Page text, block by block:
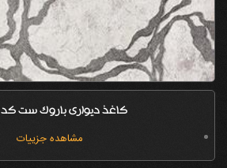
کاغذ دیواری باروک ست کد 6696
مشاهده جزییات